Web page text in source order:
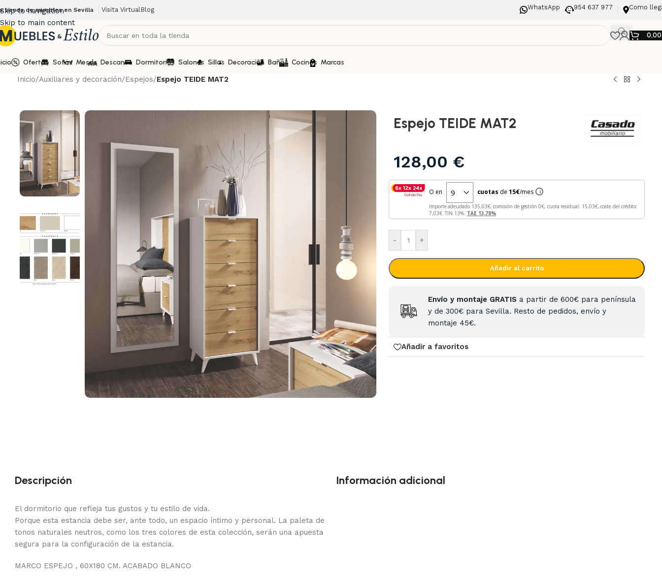
Skip to navigation
Skip to main content
tienda de muebles en Sevilla Visita VirtualBlog WhatsApp 954 637 977 Como
Ofertas Sofás Mesas Descanso Dormitorios Salones Sillas Decoración Baños Cocinas Marcas
Inicio/Auxiliares y decoración/Espejos/Espejo TEIDE MAT2
Espejo TEIDE MAT2
128,00 €
O en cuotas de 15€/mes i
Importe adeudado 135,03 €, comisión de gestión0 €, cuota residual: 15,03
€, coste del crédito:
7,03€. TIN 13%. TAE 13,78%
- +
Añadir al carrito
Envío y montaje GRATIS a partir de 600€ para península
y de 300€ para Sevilla. Resto de pedidos, envío y
montaje 45€.
Añadir a favoritos
Descripción
El dormitorio que refleja tus gustos y tu estilo de vida.
Porque esta estancia debe ser, ante todo, un espacio íntimo y personal. La paleta de
tonos naturales neutros, como los tres colores de esta colección, serán una apuesta
segura para la configuración de la estancia.
MARCO ESPEJO , 60X180 CM. ACABADO BLANCO
Información adicional